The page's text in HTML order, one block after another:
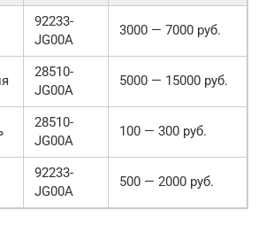
92233-
JG00A
3000 — 7000 руб.
28510-
JG00A
5000 — 15000 руб.
28510-
JG00A
100 — 300 руб.
92233-
JG00A
500 — 2000 руб.